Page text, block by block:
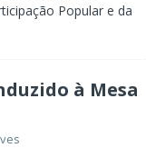
Popular e da
à Mesa